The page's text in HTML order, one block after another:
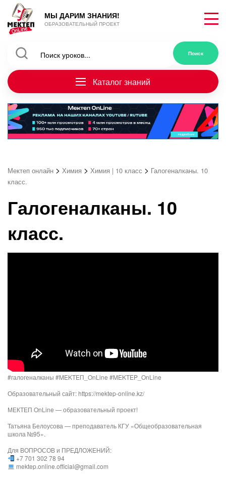
МЫ ДАРИМ ЗНАНИЯ!
ОБРАЗОВАТЕЛЬНЫЙ ПРОЕКТ
Каталог знаний
Мектеп онлайн > Химия > Химия | 10 класс > Галогеналканы. 10
класс.
Галогеналканы. 10
класс.
#галогеналканы #MEKTEП_OnLine #MEKTEP_OnLine
Образовательный сайт: https://mektep-online.kz/
МЕКТЕП OnLine — образовательный проект!
Татьяна Белоусова — преподаватель КГУ «Общеобразовательная
школа №95».
Для ВОПРОСОВ и ПРЕДЛОЖЕНИЙ:
+7 701 302 78 94
mektep.online.official@gmail.com